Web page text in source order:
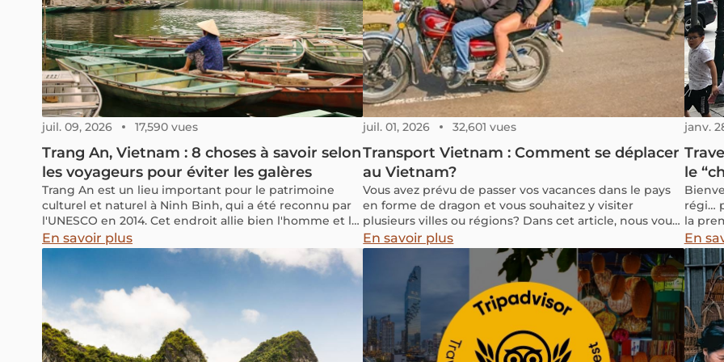
?
l'un
juil. 09, 2026 17,590 vues
Trang An, Vietnam : 8 choses à savoir selon
les voyageurs pour éviter les galères
Trang An est un lieu important pour le patrimoine
culturel et naturel à Ninh Binh, qui a été reconnu par
l'UNESCO en 2014. Cet endroit allie bien l'homme et la
nature, avec des sites historiques comme des temples
et des pagodes, des montagnes de calcaire, des
grottes, des ruisseaux et des lagunes qui sont très
beaux.
En savoir plus
juil. 01, 2026 32,601 vues
Transport Vietnam : Comment se déplacer
au Vietnam?
Vous avez prévu de passer vos vacances dans le pays
en forme de dragon et vous souhaitez y visiter
plusieurs villes ou régions? Dans cet article, nous vous
présentons comment se déplacer au Vietnam pour
mieux organiser votre séjour.
En savoir plus
janv.
le
régi…
la
peut
jeu
savez
un
des
peur
En